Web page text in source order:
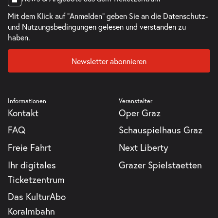
Klanglicht 2026-
Mo.
21:00 Uhr
Tickets
Klanglicht 2026
18:00 Uhr
Klanglicht 2026
Mit dem Klick auf "Anmelden" geben Sie an die Datenschutz-
und Nutzungsbedingungen gelesen und verstanden zu
haben.
Newsletter abonnieren
Informationen
Kontakt
FAQ
Freie Fahrt
Ihr digitales
Ticketzentrum
Das KulturAbo
Koralmbahn
Veranstalter
Oper Graz
Schauspielhaus Graz
Next Liberty
Grazer Spielstaetten